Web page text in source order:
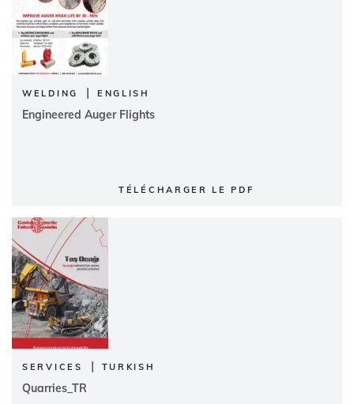
WELDING | ENGLISH
Engineered Auger Flights
TÉLÉCHARGER LE PDF
SERVICES | TURKISH
Quarries_TR